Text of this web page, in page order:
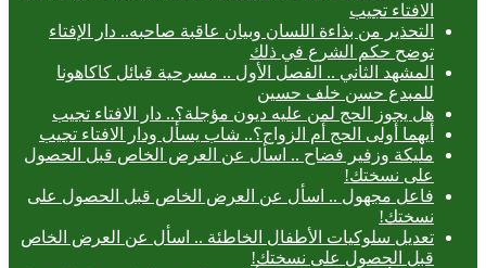
الافتاء تجيب
التحذير من بذاءة اللسان وبيان عاقبة صاحبه.. دار الإفتاء
توضح حكم الشرع في ذلك
المشهد الثاني .. الفصل الأول .. مسرحية قبائل كاكاهونا
للمبدع حسن خلف حسين
هل يجوز الحج لمن عليه ديون مؤجلة؟.. دار الافتاء تجيب
أيهما أولى الحج أم الزواج؟.. شاب يسأل ودار الافتاء تجيب
مليكة وزفير فضاح .. اسأل عن العرض الخاص قبل الحصول
على نسختك!
فاعل مجهول .. اسأل عن العرض الخاص قبل الحصول على
نسختك!
تعديل سلوكيات الأطفال الخاطئة .. اسأل عن العرض الخاص
قبل الحصول على نسختك!